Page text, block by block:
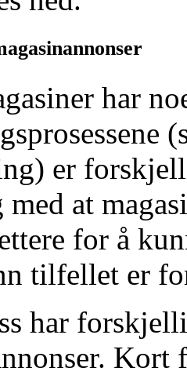
har
er
med at
for å
tilfellet er
har